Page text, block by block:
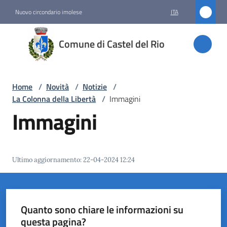
Nuovo circondario imolese ITA
Comune di Castel del Rio
Comune
di
Castel
Amministrazione
Menu selezionato
Servizi
Vivere
Home / Novità / Notizie /
La Colonna della Libertà / Immagini
Immagini
Ultimo aggiornamento:22-04-2024 12:24
Quanto sono chiare le informazioni su
questa pagina?